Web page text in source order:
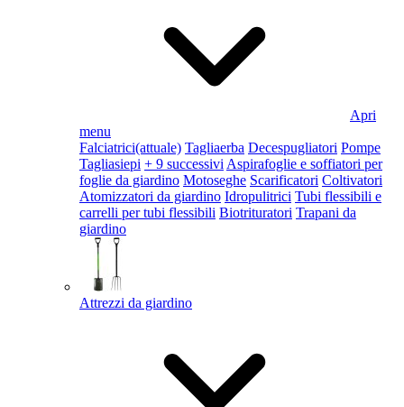
Apri
menu
Falciatrici(attuale) Tagliaerba Decespugliatori Pompe
Tagliasiepi + 9 successivi Aspirafoglie e soffiatori per
foglie da giardino Motoseghe Scarificatori Coltivatori
Atomizzatori da giardino Idropulitrici Tubi flessibili e
carrelli per tubi flessibili Biotrituratori Trapani da
giardino
Attrezzi da giardino